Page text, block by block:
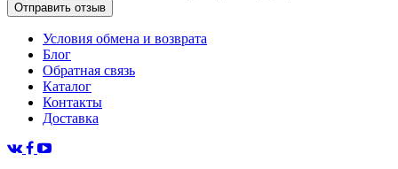
Условия обмена и возврата
Блог
Обратная связь
Каталог
Контакты
Доставка